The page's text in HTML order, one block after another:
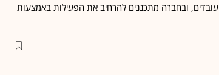
שנים • במרכז מועסקים כיום יותר מ־150 עובדים, ובחברה מתכננים להרחיב את הפעילות באמצעות